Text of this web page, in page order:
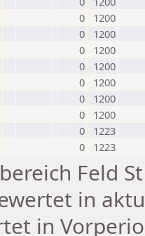
0
1200
0
1200
0
1200
0
1200
0
1200
0
1200
0
1200
0
1223
0 1223
Feld
in
in